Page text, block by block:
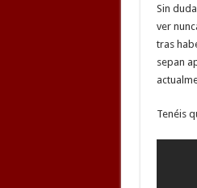
Sin
ver
tras
sepan
Tenéis